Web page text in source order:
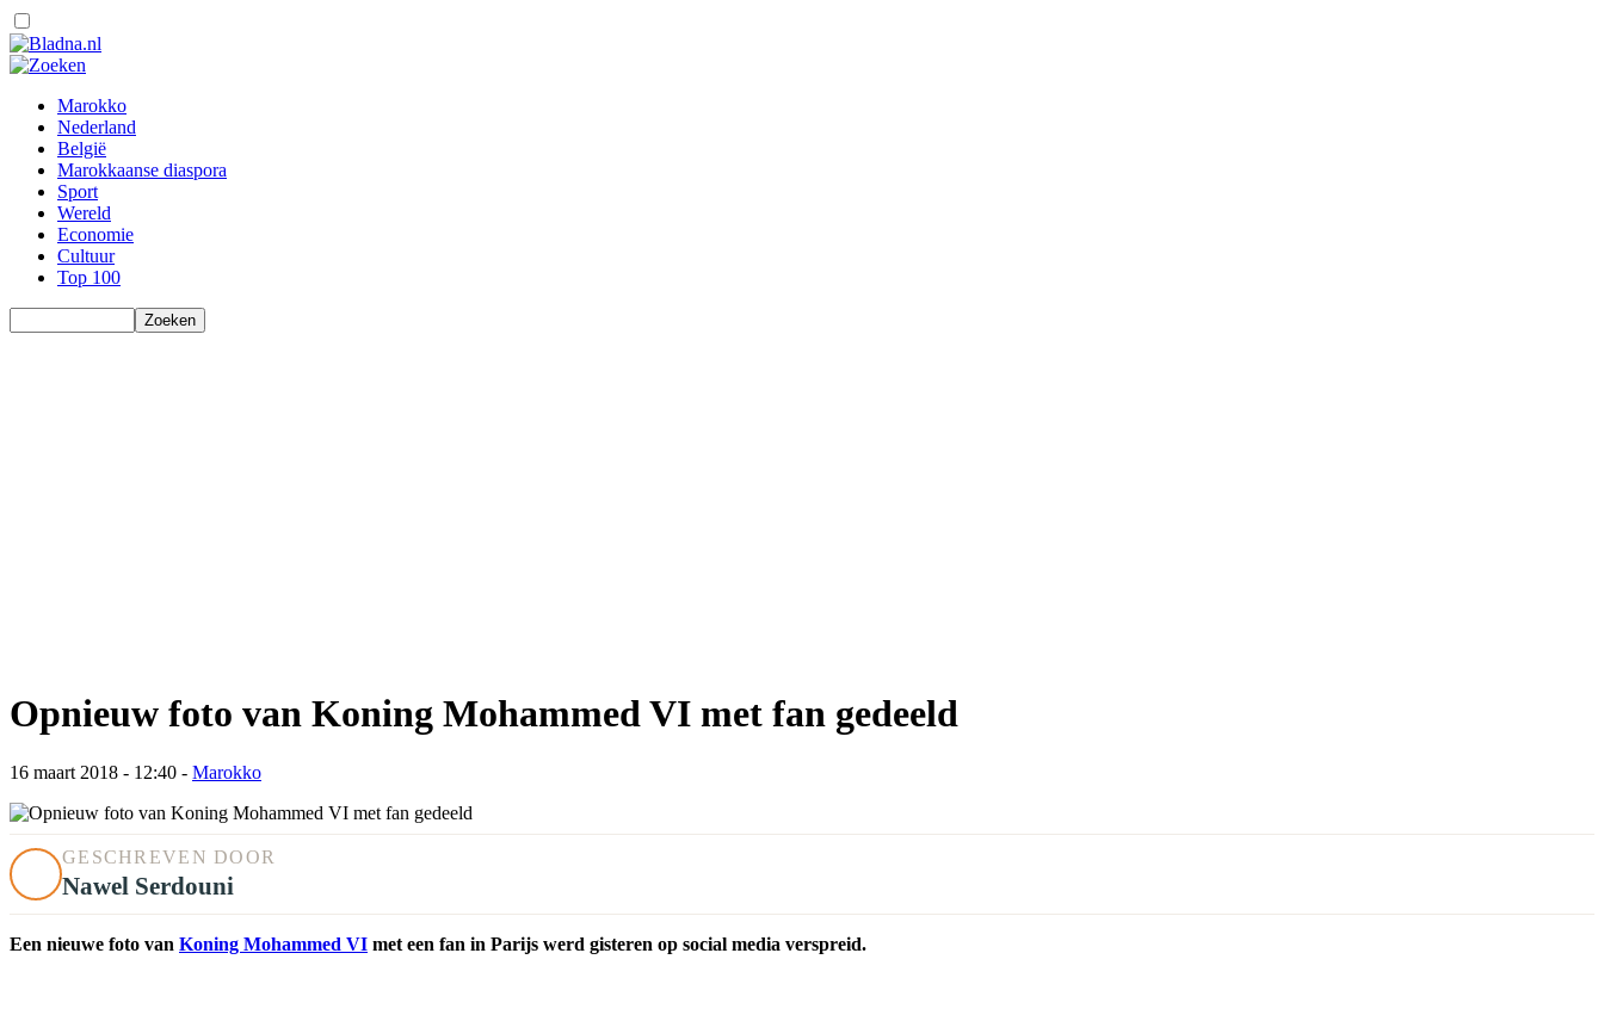
Marokko
Nederland
België
Marokkaanse diaspora
Sport
Wereld
Economie
Cultuur
Top 100
Opnieuw foto van Koning Mohammed VI met fan gedeeld
16 maart 2018 - 12:40 - Marokko
GESCHREVEN DOOR
Nawel Serdouni
Een nieuwe foto van Koning Mohammed VI met een fan in Parijs werd gisteren op social media verspreid.